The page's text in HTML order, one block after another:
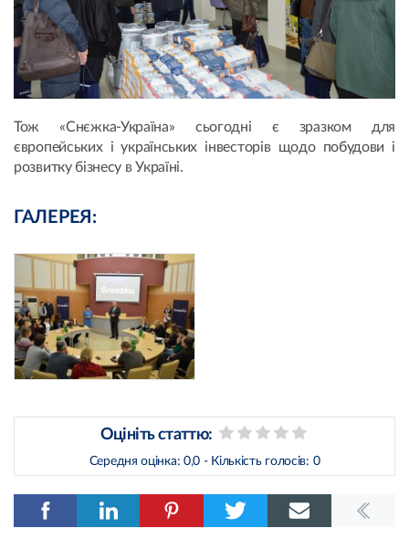
Тож «Снєжка-Україна» сьогодні є зразком для
європейських і українських інвесторів щодо побудови і
розвитку бізнесу в Україні.
ГАЛЕРЕЯ:
Оцініть статтю:
Середня оцінка: 0,0 - Кількість голосів: 0